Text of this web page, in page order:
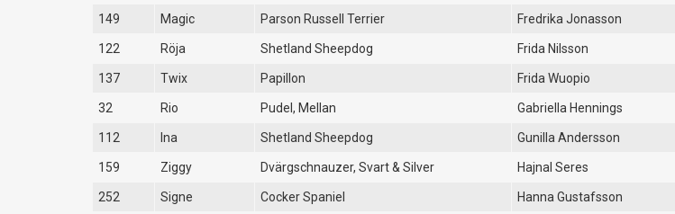
149 Magic Parson Russell Terrier Fredrika Jonasson
122 Röja Shetland Sheepdog Frida Nilsson
137 Twix Papillon Frida Wuopio
32 Rio Pudel, Mellan Gabriella Hennings
112 Ina Shetland Sheepdog Gunilla Andersson
159 Ziggy Dvärgschnauzer, Svart & Silver Hajnal Seres
252 Signe Cocker Spaniel Hanna Gustafsson